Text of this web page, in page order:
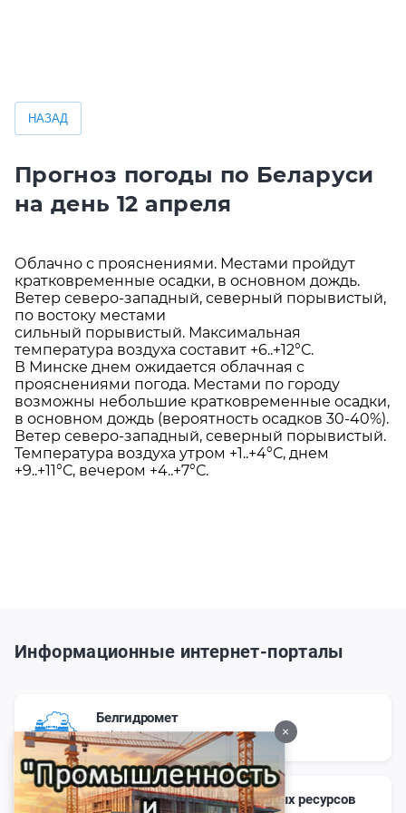
НАЗАД
Прогноз погоды по Беларуси
на день 12 апреля
Облачно с прояснениями. Местами пройдут
кратковременные осадки, в основном дождь.
Ветер северо-западный, северный порывистый,
по востоку местами
сильный порывистый. Максимальная
температура воздуха составит +6..+12°С.
В Минске днем ожидается облачная с
прояснениями погода. Местами по городу
возможны небольшие кратковременные осадки,
в основном дождь (вероятность осадков 30-40%).
Ветер северо-западный, северный порывистый.
Температура воздуха утром +1..+4°С, днем
+9..+11°С, вечером +4..+7°С.
Информационные интернет-порталы
Белгидромет
belgidromet.by
Сайт Министерства природных ресурсов
×